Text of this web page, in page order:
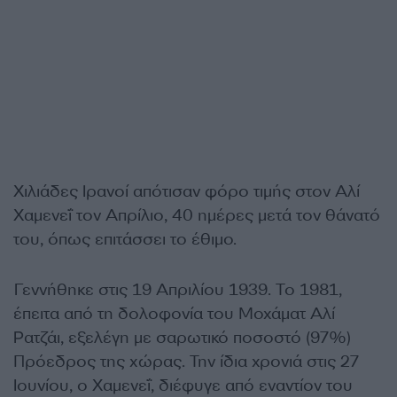
Χιλιάδες Ιρανοί απότισαν φόρο τιμής στον Αλί
Χαμενεΐ τον Απρίλιο, 40 ημέρες μετά τον θάνατό
του, όπως επιτάσσει το έθιμο.
Γεννήθηκε στις 19 Απριλίου 1939. Το 1981,
έπειτα από τη δολοφονία του Μοχάματ Αλί
Ρατζάι, εξελέγη με σαρωτικό ποσοστό (97%)
Πρόεδρος της χώρας. Την ίδια χρονιά στις 27
Ιουνίου, ο Χαμενεΐ, διέφυγε από εναντίον του